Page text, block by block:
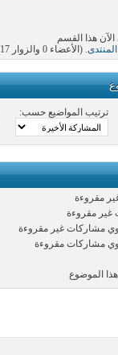
هذا القسم
. (الأعضاء 0 والزوار 17)
ترتيب المواضيع حسب:
مقروءة
غير مقروءة
مشاركات غير مقروءة
مشاركات مقروءة
الموضوع